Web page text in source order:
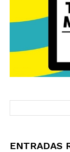
ENTRADAS